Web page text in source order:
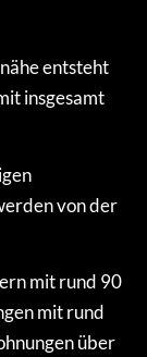
entsteht
insgesamt
von der
mit rund 90
mit rund
über